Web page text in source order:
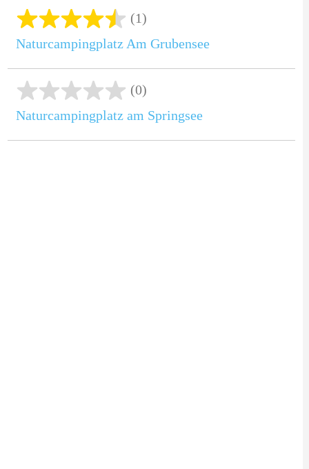
(1)
Naturcampingplatz Am Grubensee
(0)
Naturcampingplatz am Springsee